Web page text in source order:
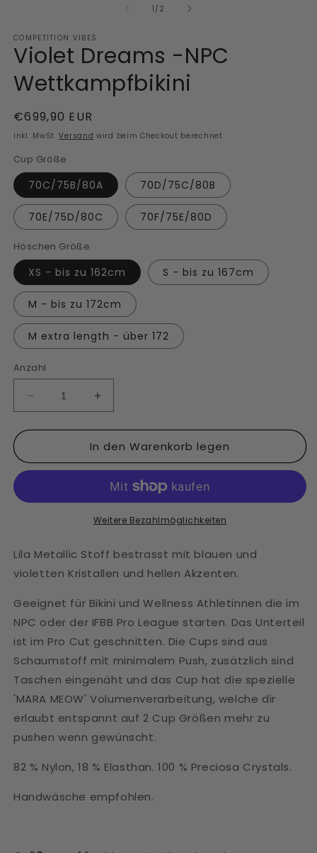
1 /von
2
COMPETITION VIBES
Violet Dreams -NPC
Wettkampfbikini
Normaler
Preis
€699,90 EUR
inkl. MwSt.Versand wird beim Checkout berechnet
Cup Größe
70C/75B/80A 70D/75C/80B
70E/75D/80C 70F/75E/80D
Höschen Größe
XS - bis zu 162cm S - bis zu 167cm
M - bis zu 172cm
M extra length - über 172
Anzahl
Verringere
die
Menge
Violet
NPC
Wettkampfbikini
Erhöhe
die
Menge
für
Violet
NPC
Wettkampfbikini
In den Warenkorb legen
Weitere Bezahlmöglichkeiten
Lila Metallic Stoff bestrasst mit blauen und
violetten Kristallen und hellen Akzenten.
Geeignet für Bikini und Wellness Athletinnen die im
NPC oder der IFBB Pro League starten. Das Unterteil
ist im Pro Cut geschnitten. Die Cups sind aus
Schaumstoff mit minimalem Push, zusätzlich sind
Taschen eingenäht und das Cup hat die spezielle
'MARA MEOW' Volumenverarbeitung, welche dir
erlaubt entspannt auf 2 Cup Größen mehr zu
pushen wenn gewünscht.
82 % Nylon, 18 % Elasthan.100 % Preciosa Crystals.
Handwäsche empfohlen.